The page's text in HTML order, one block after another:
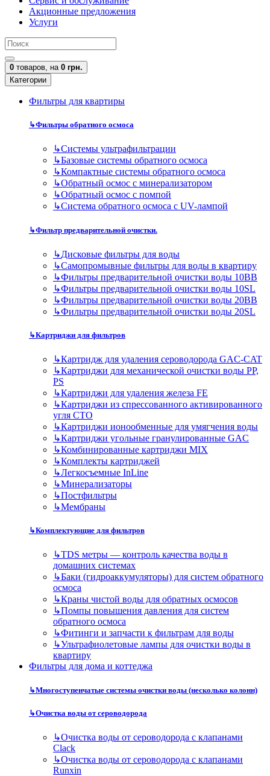
Акционные предложения
Услуги
0 товаров, на 0 грн.
Категории
Фильтры для квартиры
↳Фильтры обратного осмоса
↳Cистемы ультрафильтрации
↳Базовые системы обратного осмоса
↳Компактные системы обратного осмоса
↳Обратный осмос с минерализатором
↳Обратный осмос с помпой
↳Система обратного осмоса с UV-лампой
↳Фильтр предварительной очистки.
↳Дисковые фильтры для воды
↳Самопромывные фильтры для воды в квартиру
↳Фильтры предварительной очистки воды 10BB
↳Фильтры предварительной очистки воды 10SL
↳Фильтры предварительной очистки воды 20BB
↳Фильтры предварительной очистки воды 20SL
↳Картриджи для фильтров
↳Картридж для удаления сероводорода GAC-CAT
↳Картриджи для механической очистки воды PP,
PS
↳Картриджи для удаления железа FE
↳Картриджи из спрессованного активированного
угля CTO
↳Картриджи ионообменные для умягчения воды
↳Картриджи угольные гранулированные GAC
↳Комбинированные картриджи MIX
↳Комплекты картриджей
↳Легкосъемные InLine
↳Минерализаторы
↳Постфильтры
↳Мембраны
↳Комплектующие для фильтров
↳TDS метры — контроль качества воды в
домашних системах
↳Баки (гидроаккумуляторы) для систем обратного
осмоса
↳Краны чистой воды для обратных осмосов
↳Помпы повышения давления для систем
обратного осмоса
↳Фитинги и запчасти к фильтрам для воды
↳Ультрафиолетовые лампы для очистки воды в
квартиру
Фильтры для дома и коттеджа
↳Многоступенчатые системы очистки воды (несколько колонн)
↳Очистка воды от сероводорода
↳Очистка воды от сероводорода с клапанами
Clack
↳Очистка воды от сероводорода с клапанами
Runxin